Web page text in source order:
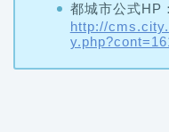
都城市公式HP：
http://